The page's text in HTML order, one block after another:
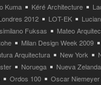
Kuma Kéré Architecture
2012 LOT-EK
Fuksas Mateo
Milan Design Week 2009
Arquitectura New York
Noruega Nueva Zelanda
Ordos 100 Oscar Niemeyer